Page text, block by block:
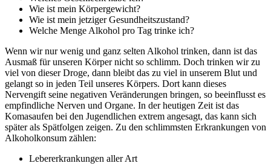
Wie ist mein Körpergewicht?
Wie ist mein jetziger Gesundheitszustand?
Welche Menge Alkohol pro Tag trinke ich?
Wenn wir nur wenig und ganz selten Alkohol trinken, dann ist das
Ausmaß für unseren Körper nicht so schlimm. Doch trinken wir zu
viel von dieser Droge, dann bleibt das zu viel in unserem Blut und
gelangt so in jeden Teil unseres Körpers. Dort kann dieses
Nervengift seine negativen Veränderungen bringen, so beeinflusst es
empfindliche Nerven und Organe. In der heutigen Zeit ist das
Komasaufen bei den Jugendlichen extrem angesagt, das kann sich
später als Spätfolgen zeigen. Zu den schlimmsten Erkrankungen von
Alkoholkonsum zählen:
Lebererkrankungen aller Art